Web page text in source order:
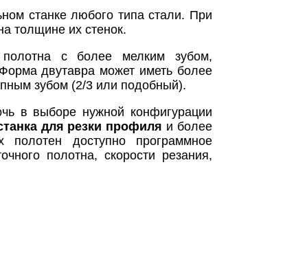
станке любого типа стали. При
толщине их стенок.
полотна с более мелким зубом,
двутавра может иметь более
зубом (2/3 или подобный).
в выборе нужной конфигурации
для резки профиля и более
полотен доступно программное
полотна, скорости резания,